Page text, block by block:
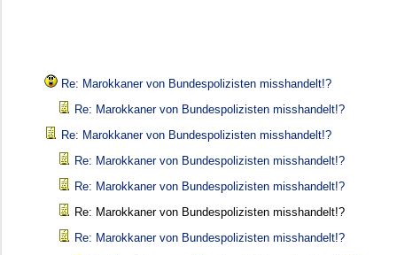
Re: Marokkaner von Bundespolizisten misshandelt!?
Re: Marokkaner von Bundespolizisten misshandelt!?
Re: Marokkaner von Bundespolizisten misshandelt!?
Re: Marokkaner von Bundespolizisten misshandelt!?
Re: Marokkaner von Bundespolizisten misshandelt!?
Re: Marokkaner von Bundespolizisten misshandelt!?
Re: Marokkaner von Bundespolizisten misshandelt!?